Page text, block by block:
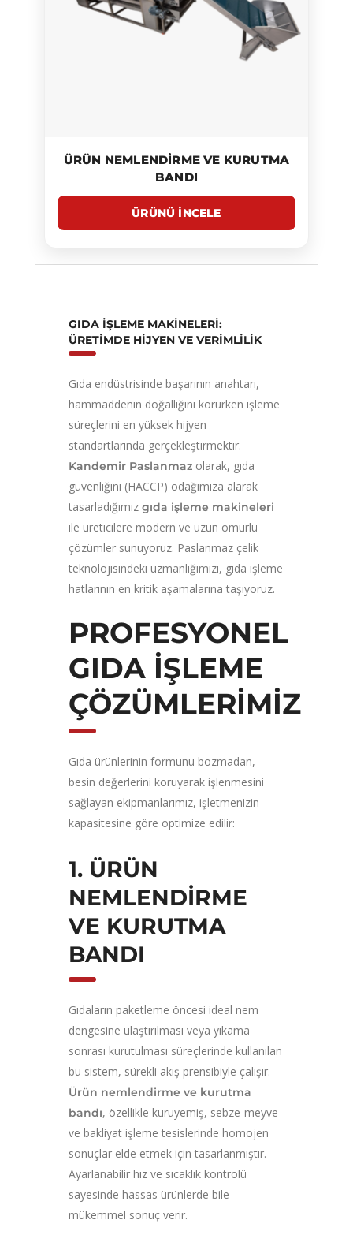
ÜRÜN NEMLENDIRME VE KURUTMA
BANDI
GIDA İŞLEME MAKINELERI:
ÜRETIMDE HIJYEN VE VERIMLILIK
Gıda endüstrisinde başarının anahtarı,
hammaddenin doğallığını korurken işleme
süreçlerini en yüksek hijyen
standartlarında gerçekleştirmektir.
Kandemir Paslanmaz olarak, gıda
güvenliğini (HACCP) odağımıza alarak
tasarladığımızgıda işleme makineleri
ile üreticilere modern ve uzun ömürlü
çözümler sunuyoruz. Paslanmaz çelik
teknolojisindeki uzmanlığımızı, gıda işleme
hatlarının en kritik aşamalarına taşıyoruz.
PROFESYONEL
GIDA İŞLEME
ÇÖZÜMLERIMIZ
Gıda ürünlerinin formunu bozmadan,
besin değerlerini koruyarak işlenmesini
sağlayan ekipmanlarımız, işletmenizin
kapasitesine göre optimize edilir:
1. ÜRÜN
NEMLENDIRME
VE KURUTMA
BANDI
Gıdaların paketleme öncesi ideal nem
dengesine ulaştırılması veya yıkama
sonrası kurutulması süreçlerinde kullanılan
bu sistem, sürekli akış prensibiyle çalışır.
Ürün nemlendirme ve kurutma
bandı, özellikle kuruyemiş, sebze-meyve
ve bakliyat işleme tesislerinde homojen
sonuçlar elde etmek için tasarlanmıştır.
Ayarlanabilir hız ve sıcaklık kontrolü
sayesinde hassas ürünlerde bile
mükemmel sonuç verir.